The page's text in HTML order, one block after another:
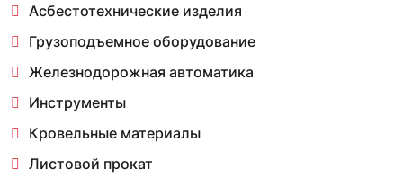
Асбестотехнические изделия
Грузоподъемное оборудование
Железнодорожная автоматика
Инструменты
Кровельные материалы
Листовой прокат